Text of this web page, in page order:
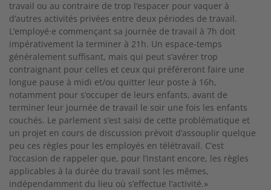
travail ou au contraire de trop l’espacer pour vaquer à
d’autres activités privées entre deux périodes de travail.
L’employé·e commençant sa journée de travail à 7h doit
impérativement la terminer à 21h. Un espace-temps
généralement suffisant, mais qui peut s’avérer trop
contraignant pour celles et ceux qui préféreront faire une
longue pause à midi et/ou quitter leur poste à 16h,
notamment pour s’occuper de leurs enfants, avant de
terminer leur journée de travail le soir une fois les enfants
couchés. Le parlement s’est saisi de cette problématique et
un projet en cours de discussion prévoit d’assouplir quelque
peu ces règles pour les employés en télétravail. C’est
l’occasion de rappeler que, pour l’instant encore, les règles
applicables à la durée du travail sont les mêmes,
indépendamment du lieu où s’effectue l’activité.»